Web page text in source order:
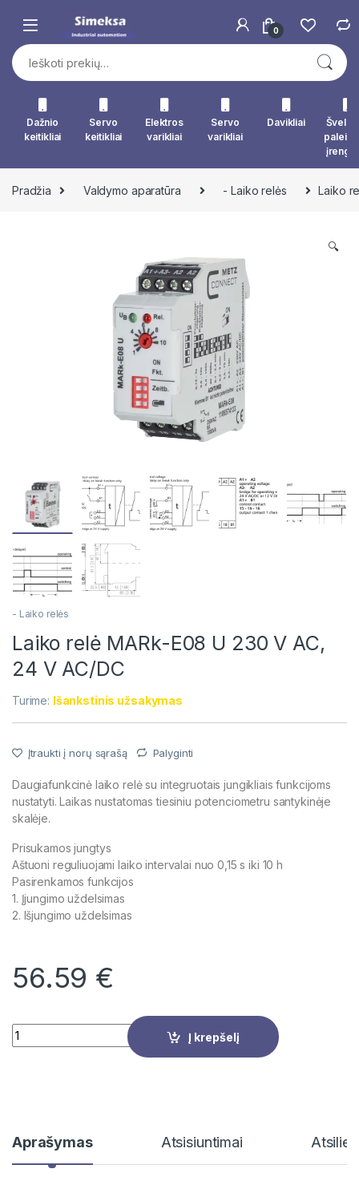
0
Ieškoti:
Dažnio
keitikliai
Servo
keitikliai
Elektros
varikliai
Servo
varikliai
Davikliai
Pradžia Valdymo aparatūra - Laiko relės Laiko
🔍
- Laiko relės
Laiko relė MARk-E08 U 230 V AC,
24 V AC/DC
Turime: Išankstinis užsakymas
Įtraukti į norų sąrašą Palyginti
Daugiafunkcinė laiko relė su integruotais jungikliais funkcijoms
nustatyti. Laikas nustatomas tiesiniu potenciometru santykinėje
skalėje.
Prisukamos jungtys
Aštuoni reguliuojami laiko intervalai nuo 0,15 s iki 10 h
Pasirenkamos funkcijos
1. Įjungimo uždelsimas
2. Išjungimo uždelsimas
56.59 €
Quantity
Į krepšelį
Aprašymas Atsisiuntimai